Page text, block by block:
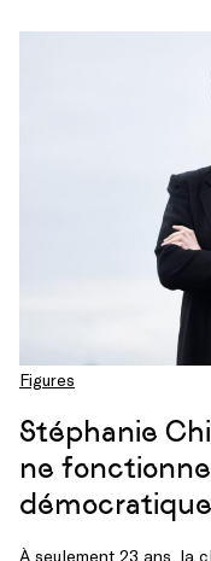
Figures
Stéphanie
ne
À seulement 23 ans, la